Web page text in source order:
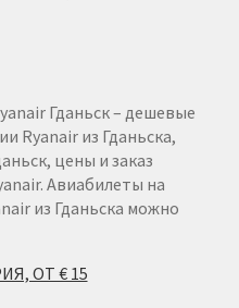
Гданьск – дешевые
Ryanair из Гданьска,
цены и заказ
Авиабилеты на
из Гданьска можно
ОТ € 15